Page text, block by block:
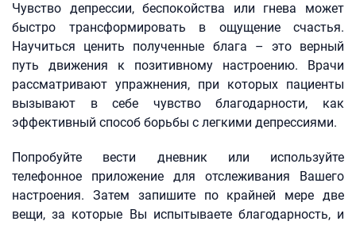
Чувство депрессии, беспокойства или гнева может
быстро трансформировать в ощущение счастья.
Научиться ценить полученные блага – это верный
путь движения к позитивному настроению. Врачи
рассматривают упражнения, при которых пациенты
вызывают в себе чувство благодарности, как
эффективный способ борьбы с легкими депрессиями.
Попробуйте вести дневник или используйте
телефонное приложение для отслеживания Вашего
настроения. Затем запишите по крайней мере две
вещи, за которые Вы испытываете благодарность, и